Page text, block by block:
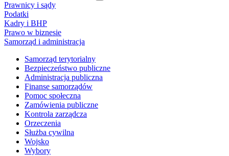
Prawnicy i sądy
Podatki
Kadry i BHP
Prawo w biznesie
Samorząd i administracja
Samorząd terytorialny
Bezpieczeństwo publiczne
Administracja publiczna
Finanse samorządów
Pomoc społeczna
Zamówienia publiczne
Kontrola zarządcza
Orzeczenia
Służba cywilna
Wojsko
Wybory